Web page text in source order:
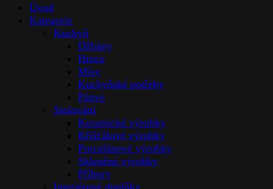
Úvod
Kategorie
Kuchyň
Džbány
Hrnce
Mísy
Kuchyňské potřeby
Pánve
Stolováni
Keramické výrobky
Křišťálové výrobky
Porcelánové výrobky
Skleněné výrobky
Příbory
Interiérové doplňky